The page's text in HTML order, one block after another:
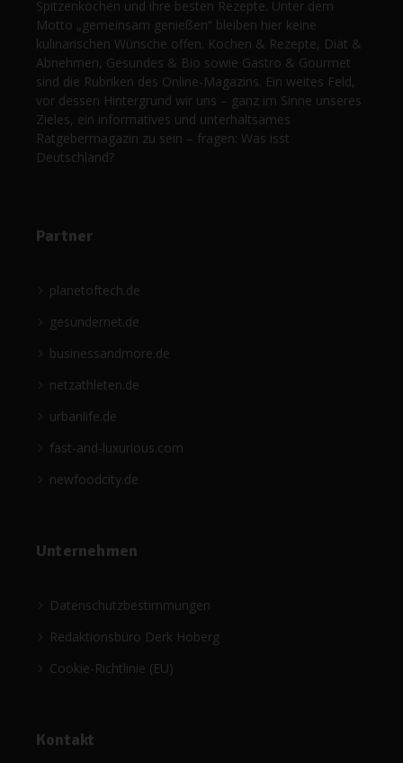
Spitzenköchen und ihre besten Rezepte. Unter dem
Motto „gemeinsam genießen“ bleiben hier keine
kulinarischen Wünsche offen. Kochen & Rezepte, Diät &
Abnehmen, Gesundes & Bio sowie Gastro & Gourmet
sind die Rubriken des Online-Magazins. Ein weites Feld,
vor dessen Hintergrund wir uns – ganz im Sinne unseres
Zieles, ein informatives und unterhaltsames
Ratgebermagazin zu sein – fragen: Was isst
Deutschland?
Partner
planetoftech.de
gesündernet.de
businessandmore.de
netzathleten.de
urbanlife.de
fast-and-luxurious.com
newfoodcity.de
Unternehmen
Datenschutzbestimmungen
Redaktionsbüro Derk Hoberg
Cookie-Richtlinie (EU)
Kontakt